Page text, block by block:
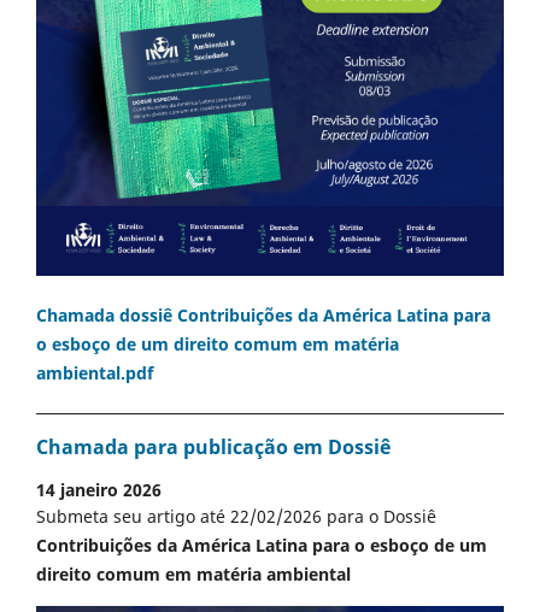
Chamada dossiê Contribuições da América Latina para
o esboço de um direito comum em matéria
ambiental.pdf
Chamada para publicação em Dossiê
14 janeiro 2026
Submeta seu artigo até 22/02/2026 para o Dossiê
Contribuições da América Latina para o esboço de um
direito comum em matéria ambiental